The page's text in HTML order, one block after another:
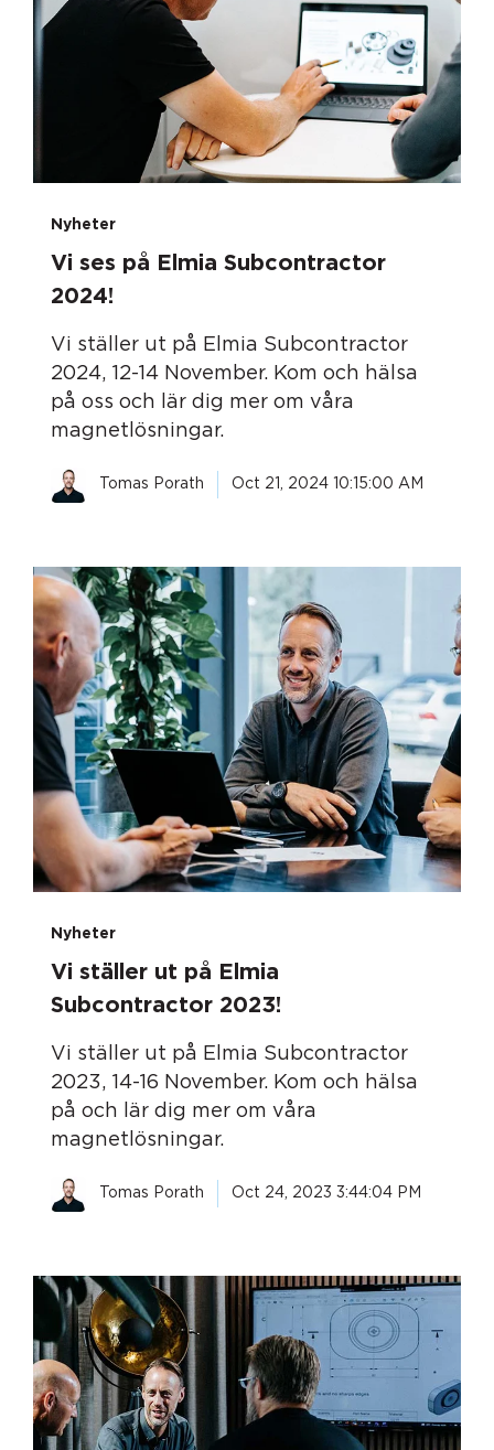
Nyheter
Vi ses på Elmia Subcontractor
2024!
Vi ställer ut på Elmia Subcontractor
2024, 12-14 November. Kom och hälsa
på oss och lär dig mer om våra
magnetlösningar.
Tomas Porath Oct 21, 2024 10:15:00 AM
Nyheter
Vi ställer ut på Elmia
Subcontractor 2023!
Vi ställer ut på Elmia Subcontractor
2023, 14-16 November. Kom och hälsa
på och lär dig mer om våra
magnetlösningar.
Tomas Porath Oct 24, 2023 3:44:04 PM